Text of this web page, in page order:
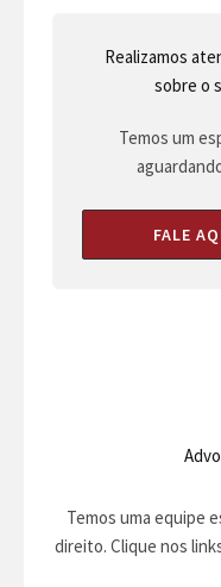
Realizamos
sobre o
Temos um
FALE
Temos uma equipe
direito. Clique nos